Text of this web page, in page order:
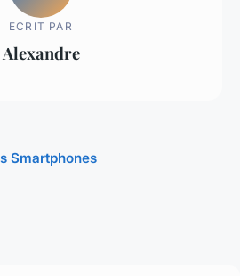
ECRIT PAR
Alexandre
Smartphones